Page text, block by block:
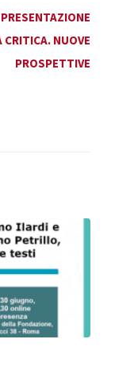
CRITICA. NUOVE
PROSPETTIVE